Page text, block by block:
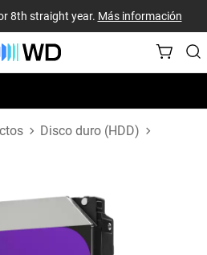
8th straight year. Más información
Disco duro (HDD)